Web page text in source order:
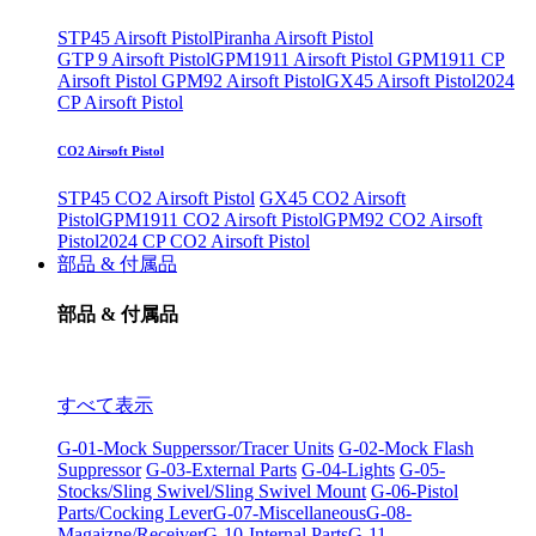
STP45 Airsoft PistolPiranha Airsoft Pistol
GTP 9 Airsoft PistolGPM1911 Airsoft Pistol GPM1911 CP
Airsoft Pistol GPM92 Airsoft PistolGX45 Airsoft Pistol2024
CP Airsoft Pistol
CO2 Airsoft Pistol
STP45 CO2 Airsoft Pistol GX45 CO2 Airsoft
PistolGPM1911 CO2 Airsoft PistolGPM92 CO2 Airsoft
Pistol2024 CP CO2 Airsoft Pistol
部品 & 付属品
部品 & 付属品
すべて表示
G-01-Mock Supperssor/Tracer Units G-02-Mock Flash
Suppressor G-03-External Parts G-04-Lights G-05-
Stocks/Sling Swivel/Sling Swivel Mount G-06-Pistol
Parts/Cocking LeverG-07-MiscellaneousG-08-